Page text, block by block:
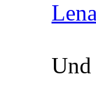
Und